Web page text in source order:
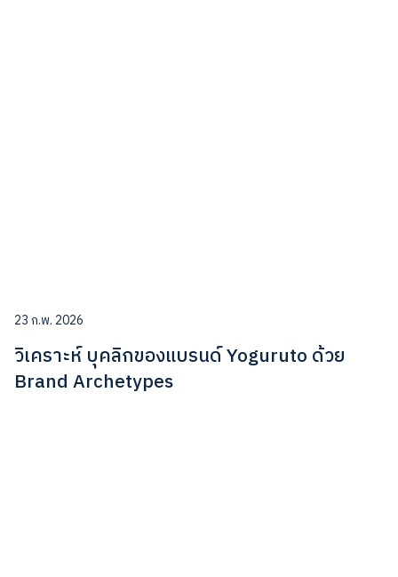
23 ก.พ. 2026
วิเคราะห์ บุคลิกของแบรนด์ Yoguruto ด้วย
Brand Archetypes